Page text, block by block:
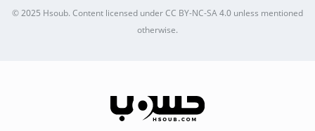
© 2025Hsoub.Content licensed underCC BY-NC-SA 4.0unless mentioned
otherwise.